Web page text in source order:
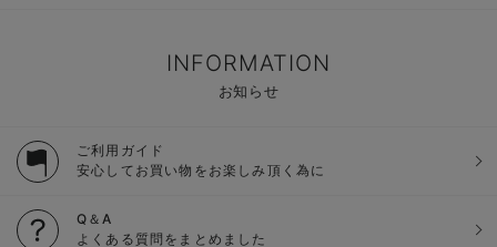
INFORMATION
お知らせ
ご利用ガイド
安心してお買い物をお楽しみ頂く為に
Q＆A
よくある質問をまとめました